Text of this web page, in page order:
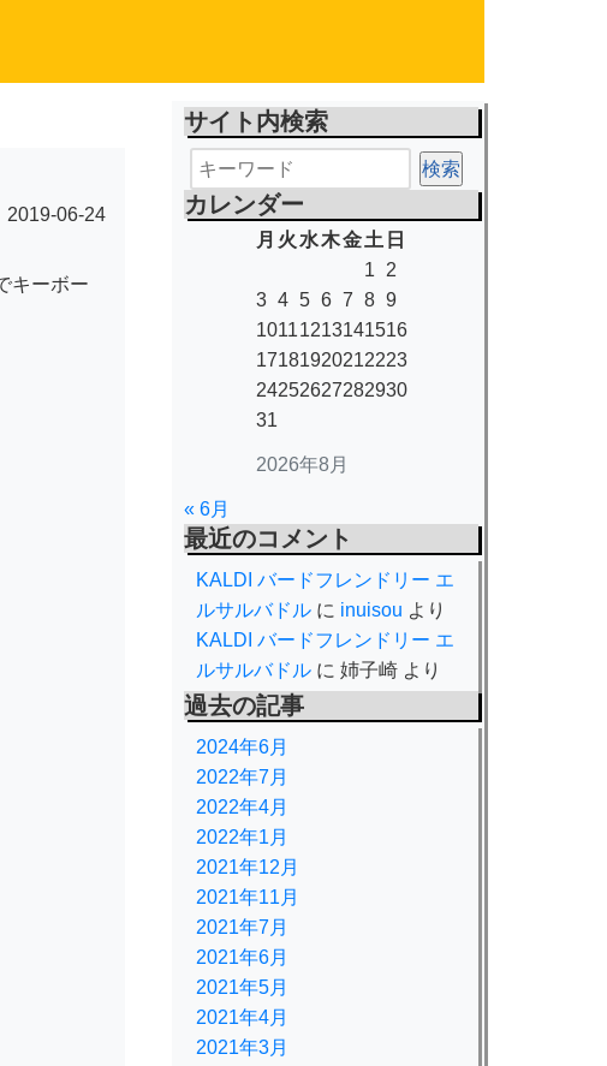
2019-06-24
キーボー
サイト内検索
カレンダー
2026年8月
月 火 水木金 土 日
1
2
3 4 5 6 7 8 9
10111213141516
17181920212223
24252627282930
31
« 6月
最近のコメント
KALDI バードフレンドリー エ
ルサルバドル に inuisou より
KALDI バードフレンドリー エ
ルサルバドル に 姉子崎 より
過去の記事
2024年6月
2022年7月
2022年4月
2022年1月
2021年12月
2021年11月
2021年7月
2021年6月
2021年5月
2021年4月
2021年3月